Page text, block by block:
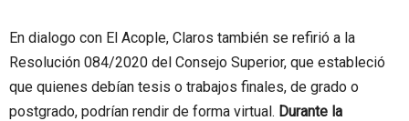
En dialogo con El Acople, Claros también se refirió a la
Resolución 084/2020 del Consejo Superior, que estableció
que quienes debían tesis o trabajos finales, de grado o
postgrado, podrían rendir de forma virtual. Durante la